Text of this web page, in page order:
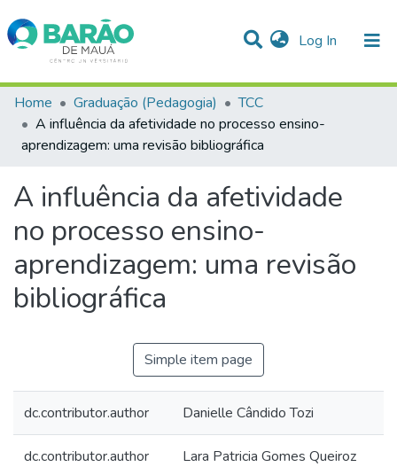
Log In (current)
Communities & Collections
Statistics
Home Graduação (Pedagogia)
TCC
A influência da afetividade no processo ensino-
aprendizagem: uma revisão bibliográfica
A influência da afetividade
no processo ensino-
aprendizagem: uma revisão
bibliográfica
Simple item page
dc.contributor.author Danielle Cândido Tozi
dc.contributor.author Lara Patricia Gomes Queiroz